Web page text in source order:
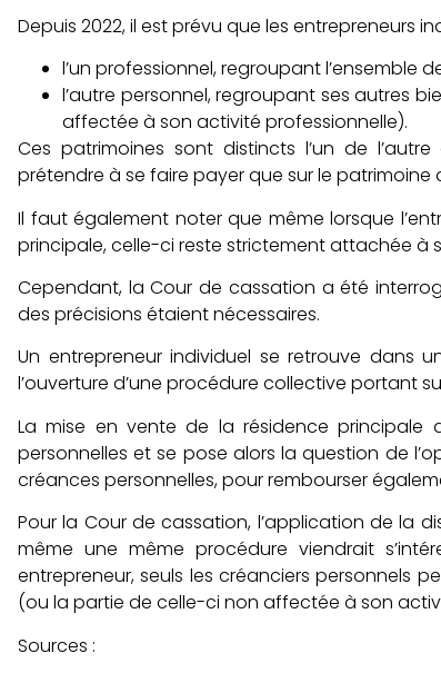
Depuis 2022, il est prévu que les entrepreneurs
l’un professionnel, regroupant l’ensemble
l’autre personnel, regroupant ses autres
affectée à son activité professionnelle).
Ces patrimoines sont distincts l’un de
prétendre à se faire payer que sur le
Il faut également noter que même lorsque
principale, celle-ci reste strictement attachée à
Cependant, la Cour de cassation a été
des précisions étaient nécessaires.
Un entrepreneur individuel se retrouve dans
l’ouverture d’une procédure collective portant
La mise en vente de la résidence principale
personnelles et se pose alors la question de
créances personnelles, pour rembourser
Pour la Cour de cassation, l’application de la
même une même procédure viendrait
entrepreneur, seuls les créanciers personnels
(ou la partie de celle-ci non affectée à son
Sources :